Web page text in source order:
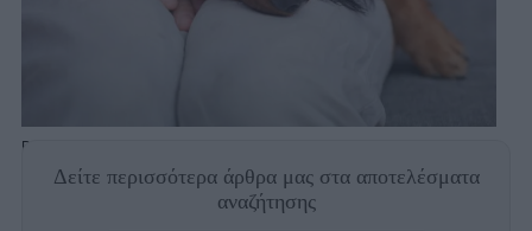
Photo: Shutterstock
Δείτε περισσότερα άρθρα μας στα αποτελέσματα
αναζήτησης